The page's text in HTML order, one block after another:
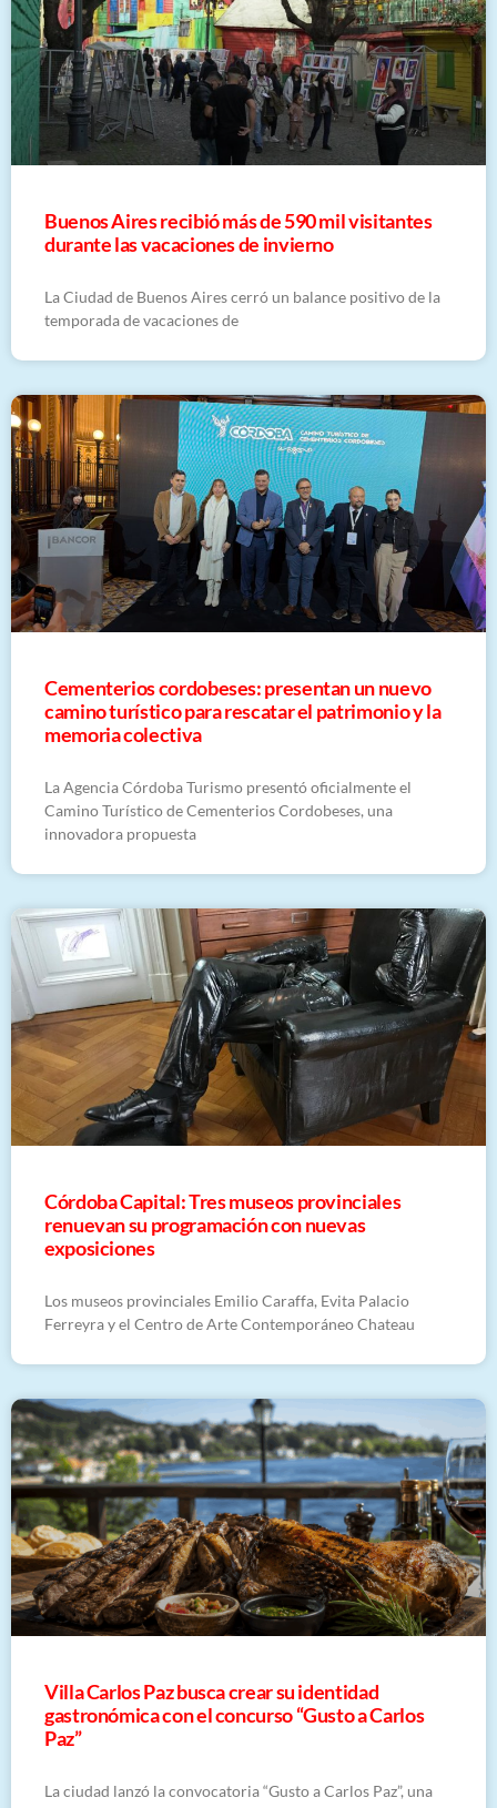
Buenos Aires recibió más de 590 mil visitantes
durante las vacaciones de invierno
La Ciudad de Buenos Aires cerró un balance positivo de la
temporada de vacaciones de
Cementerios cordobeses: presentan un nuevo
camino turístico para rescatar el patrimonio y la
memoria colectiva
La Agencia Córdoba Turismo presentó oficialmente el
Camino Turístico de Cementerios Cordobeses, una
innovadora propuesta
Córdoba Capital: Tres museos provinciales
renuevan su programación con nuevas
exposiciones
Los museos provinciales Emilio Caraffa, Evita Palacio
Ferreyra y el Centro de Arte Contemporáneo Chateau
Villa Carlos Paz busca crear su identidad
gastronómica con el concurso “Gusto a Carlos
Paz”
La ciudad lanzó la convocatoria “Gusto a Carlos Paz”, una